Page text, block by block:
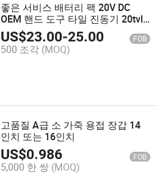
좋은 서비스 배터리 팩 20V DC
OEM 핸드 도구 타일 진동기 20tvli-
01
US$23.00-25.00 FOB
500 조각 (MOQ)
고품질 A급 소 가죽 용접 장갑 14
인치 또는 16인치
US$0.986 FOB
5,000 한 쌍 (MOQ)